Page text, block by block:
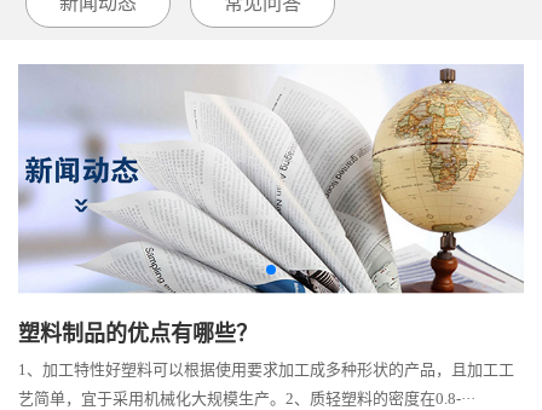
塑料制品的优点有哪些？
1、加工特性好塑料可以根据使用要求加工成多种形状的产品，且加工工
艺简单，宜于采用机械化大规模生产。2、质轻塑料的密度在0.8-···